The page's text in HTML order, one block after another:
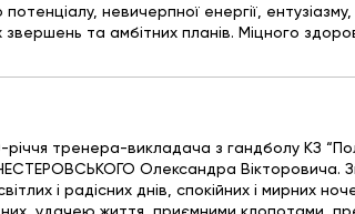
невичерпної енергії, ентузіазму,
звершень та амбітних планів. Міцного
річчя тренера-викладача з гандболу КЗ
Олександра Вікторовича.
і радісних днів, спокійних і мирних
удачею життя, приємними клопотами,